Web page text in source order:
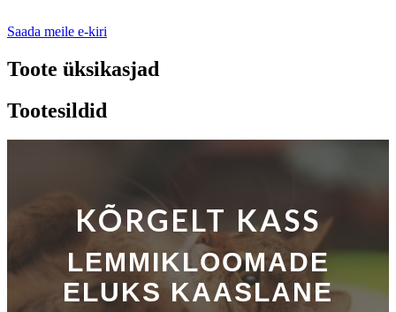
Saada meile e-kiri
Toote üksikasjad
Tootesildid
KÕRGELT KASS
LEMMIKLOOMADE
ELUKS KAASLANE